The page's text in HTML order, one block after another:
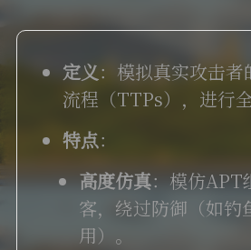
定义：模拟真实攻击
流程（TTPs），进行
特点：
高度仿真：模仿APT
客，绕过防御（如钓
用）。